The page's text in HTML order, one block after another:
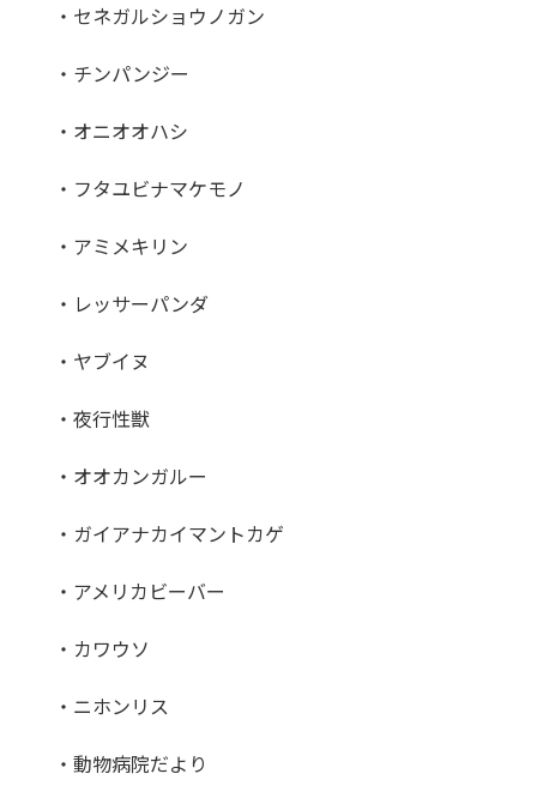
・セネガルショウノガン
・チンパンジー
・オニオオハシ
・フタユビナマケモノ
・アミメキリン
・レッサーパンダ
・ヤブイヌ
・夜行性獣
・オオカンガルー
・ガイアナカイマントカゲ
・アメリカビーバー
・カワウソ
・ニホンリス
・動物病院だより